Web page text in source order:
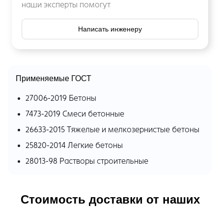
наши эксперты помогут
Написать инженеру
Применяемые ГОСТ
27006-2019 Бетоны
7473-2019 Смеси бетонные
26633-2015 Тяжелые и мелкозернистые бетоны
25820-2014 Легкие бетоны
28013-98 Растворы строительные
Стоимость доставки от наших